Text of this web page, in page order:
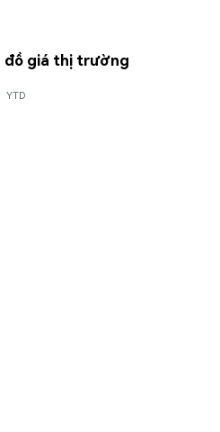
đồ giá thị trường
YTD